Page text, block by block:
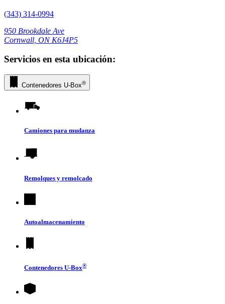
(343) 314-0994
950 Brookdale Ave
Cornwall, ON K6J4P5
Servicios en esta ubicación:
Contenedores U-Box®
Camiones para mudanza
Remolques y remolcado
Autoalmacenamiento
Contenedores U-Box®